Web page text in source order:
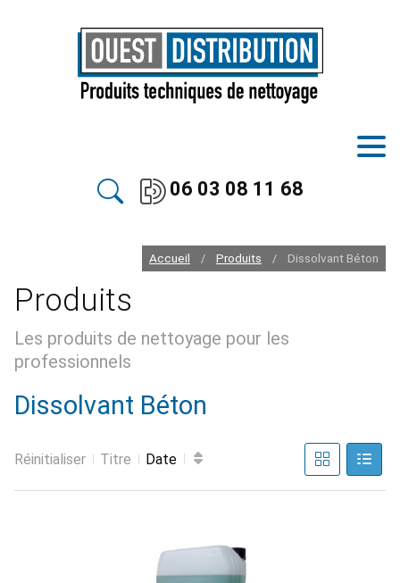
06 03 08 11 68
Accueil / Produits / Dissolvant Béton
Produits
Les produits de nettoyage pour les
professionnels
Dissolvant Béton
Réinitialiser Titre Date